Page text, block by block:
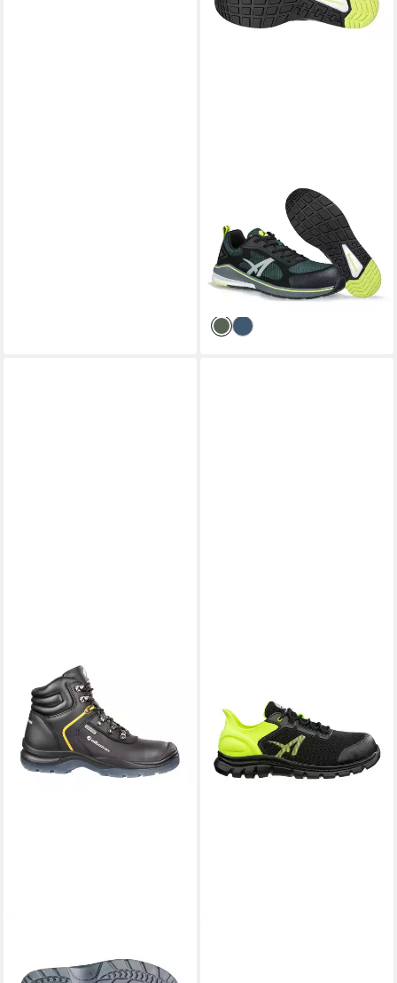
ALBATROS AER58
Sicherheitsschuh S1P ESD
Sicherheitsschuh Zehenkappe
ab 69,99 € 109,00 €
-36%
lieferbar - in 2-3 Werktagen bei dir